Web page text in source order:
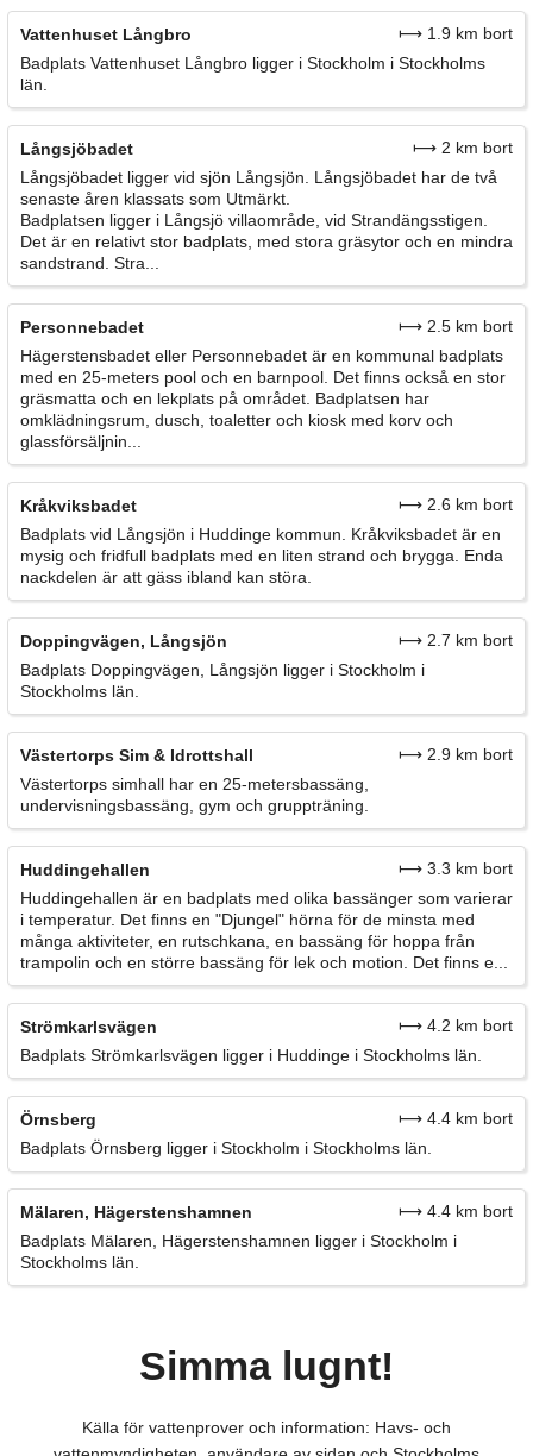
Vattenhuset Långbro
⟼ 1.9 km bort
Badplats Vattenhuset Långbro ligger i Stockholm i Stockholms
län.
Långsjöbadet
⟼ 2 km bort
Långsjöbadet ligger vid sjön Långsjön. Långsjöbadet har de två
senaste åren klassats som Utmärkt.
Badplatsen ligger i Långsjö villaområde, vid Strandängsstigen.
Det är en relativt stor badplats, med stora gräsytor och en mindra
sandstrand. Stra...
Personnebadet
⟼ 2.5 km bort
Hägerstensbadet eller Personnebadet är en kommunal badplats
med en 25-meters pool och en barnpool. Det finns också en stor
gräsmatta och en lekplats på området. Badplatsen har
omklädningsrum, dusch, toaletter och kiosk med korv och
glassförsäljnin...
Kråkviksbadet
⟼ 2.6 km bort
Badplats vid Långsjön i Huddinge kommun. Kråkviksbadet är en
mysig och fridfull badplats med en liten strand och brygga. Enda
nackdelen är att gäss ibland kan störa.
Doppingvägen, Långsjön
⟼ 2.7 km bort
Badplats Doppingvägen, Långsjön ligger i Stockholm i
Stockholms län.
Västertorps Sim & Idrottshall
⟼ 2.9 km bort
Västertorps simhall har en 25-metersbassäng,
undervisningsbassäng, gym och gruppträning.
Huddingehallen
⟼ 3.3 km bort
Huddingehallen är en badplats med olika bassänger som varierar
i temperatur. Det finns en "Djungel" hörna för de minsta med
många aktiviteter, en rutschkana, en bassäng för hoppa från
trampolin och en större bassäng för lek och motion. Det finns e...
Strömkarlsvägen
⟼ 4.2 km bort
Badplats Strömkarlsvägen ligger i Huddinge i Stockholms län.
Örnsberg
⟼ 4.4 km bort
Badplats Örnsberg ligger i Stockholm i Stockholms län.
Mälaren, Hägerstenshamnen
⟼ 4.4 km bort
Badplats Mälaren, Hägerstenshamnen ligger i Stockholm i
Stockholms län.
Simma lugnt!
Källa för vattenprover och information: Havs- och